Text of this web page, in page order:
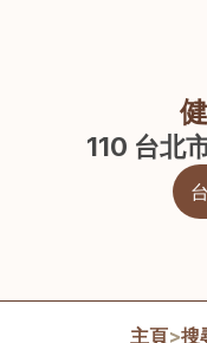
110 台北
主頁>搜